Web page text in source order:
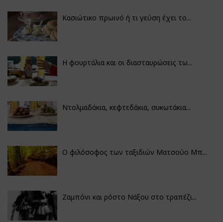
Κασιώτικο πρωινό ή τι γεύση έχει το...
Η φουρτάλια και οι διασταυρώσεις τω...
Ντολμαδάκια, κεφτεδάκια, συκωτάκια...
Ο φιλόσοφος των ταξιδιών Ματσούο Μπ...
Ζαμπόνι και ρόστο Νάξου στο τραπέζι...